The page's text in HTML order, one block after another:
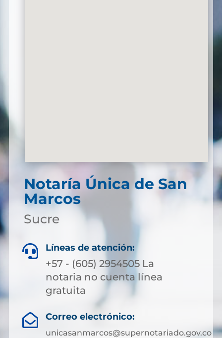
Notaría Única de San
Marcos
Sucre
 Líneas de atención:
+57 - (605) 2954505 La
notaria no cuenta línea
gratuita
 Correo electrónico:
unicasanmarcos@supernotariado.gov.co